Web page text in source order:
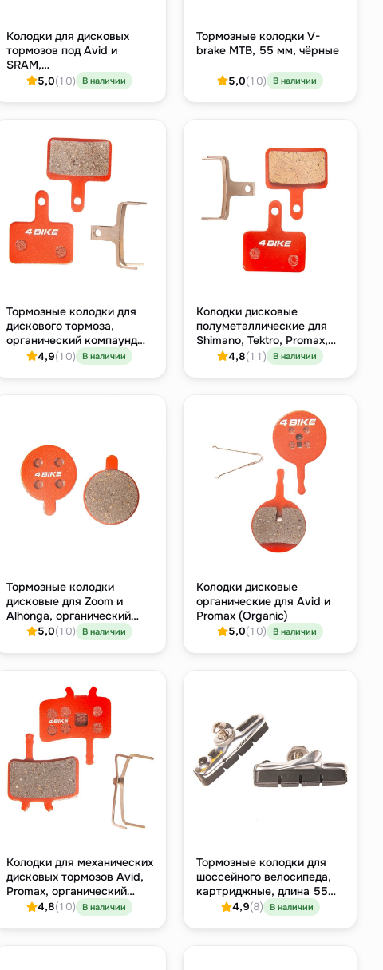
Колодки для дисковых
тормозов под Avid и
SRAM,
металлокерамический
5,0(10) В наличии
Тормозные колодки V-
brake MTB, 55 мм, чёрные
5,0(10) В наличии
Тормозные колодки для
дискового тормоза,
органический компаунд
(для Shimano, Tektro,
4,9(10) В наличии
Колодки дисковые
полуметаллические для
Shimano, Tektro, Promax,
TRP
4,8(11) В наличии
Тормозные колодки
дисковые для Zoom и
Alhonga, органический
компаунд
5,0(10) В наличии
Колодки дисковые
органические для Avid и
Promax (Organic)
5,0(10) В наличии
Колодки для механических
дисковых тормозов Avid,
Promax, органический
компаунд
4,8(10) В наличии
Тормозные колодки для
шоссейного велосипеда,
картриджные, длина 55
4,9(8) В наличии